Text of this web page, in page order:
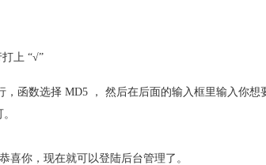
打上 “√”
，函数选择 MD5 ， 然后在后面的输入框里输入你
喜你，现在就可以登陆后台管理了。